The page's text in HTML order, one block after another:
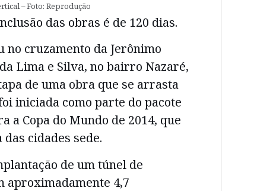
– Foto: Reprodução
das obras é de 120 dias.
no cruzamento da Jerônimo
Lima e Silva, no bairro Nazaré,
de uma obra que se arrasta
iniciada como parte do pacote
a Copa do Mundo de 2014, que
cidades sede.
de um túnel de
aproximadamente 4,7